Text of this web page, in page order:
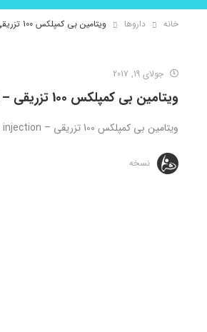
خانه داروها ویتامین بی کمپلکس 100 تزریقی
جولای 19, 2017
ویتامین بی کمپلکس 100 تزریقی – B Complex 100 injection
ویتامین بی کمپلکس 100 تزریقی – B Complex 100 injection توجه: تمامی داروهای ارائه شده تنها تحت نظارت و دستور ...
نسخه